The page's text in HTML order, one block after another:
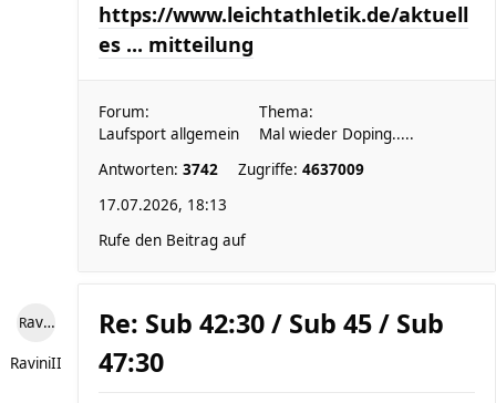
https://www.leichtathletik.de/aktuell
es ... mitteilung
Forum:
Laufsport allgemein
Thema:
Mal wieder Doping.....
Antworten: 3742 Zugriffe: 4637009
17.07.2026, 18:13
Rufe den Beitrag auf
RaviniII
RaviniII
Re: Sub 42:30 / Sub 45 / Sub
47:30